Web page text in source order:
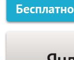
Бесплатно